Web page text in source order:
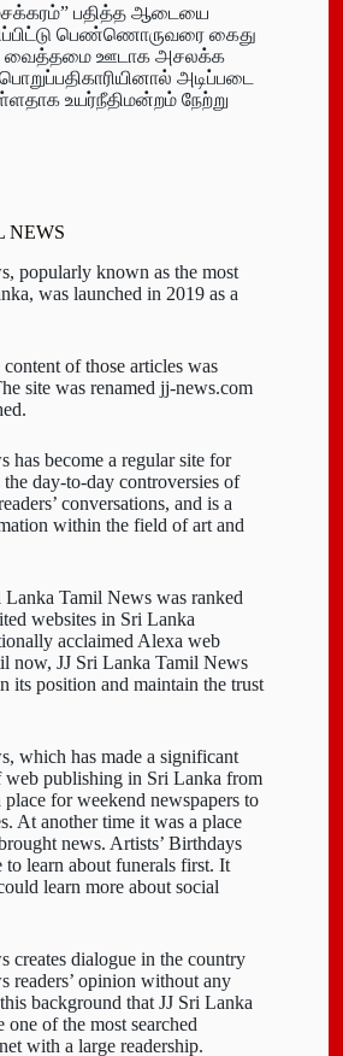
பதித்த ஆடையை
பெண்­ணொ­ரு­வரை கைது
வைத்­தமை ஊடாக அச­லக்க
அடிப்­படை
உயர்­நீ­தி­மன்றம் நேற்று
NEWS
popularly known as the most
was launched in 2019 as a
of those articles was
site was renamed jj-news.com
has become a regular site for
the day-to-day controversies of
conversations, and is a
within the field of art and
Tamil News was ranked
websites in Sri Lanka
acclaimed Alexa web
now, JJ Sri Lanka Tamil News
its position and maintain the trust
which has made a significant
web publishing in Sri Lanka from
for weekend newspapers to
At another time it was a place
news. Artists’ Birthdays
to learn about funerals first. It
learn more about social
creates dialogue in the country
readers’ opinion without any
background that JJ Sri Lanka
of the most searched
with a large readership.